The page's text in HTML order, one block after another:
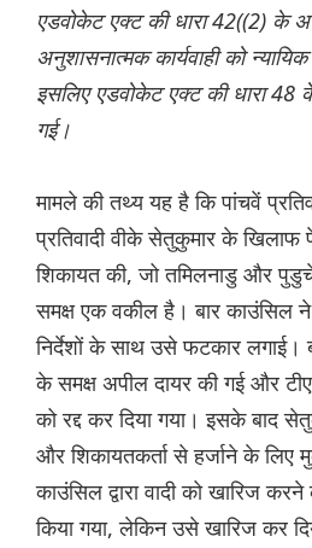
एडवोकेट एक्ट की धारा 42((2) के
अनुशासनात्मक कार्यवाही को न्यायिक
इसलिए एडवोकेट एक्ट की धारा 48
गई।
मामले की तथ्य यह है कि पांचवें
प्रतिवादी वीके सेतुकुमार के खिलाफ
शिकायत की, जो तमिलनाडु और
समक्ष एक वकील है। बार काउंसिल
निर्देशों के साथ उसे फटकार लगाई।
के समक्ष अपील दायर की गई और
को रद्द कर दिया गया। इसके बाद
और शिकायतकर्ता से हर्जाने के लिए
काउंसिल द्वारा वादी को खारिज
किया गया, लेकिन उसे खारिज कर